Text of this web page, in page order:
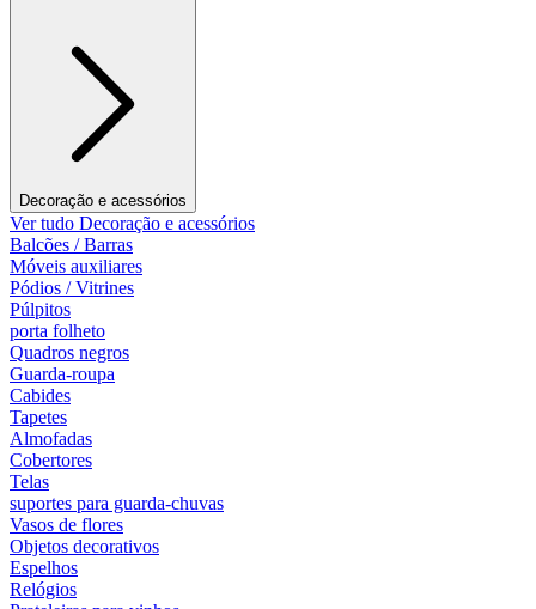
Decoração e acessórios
Ver tudo Decoração e acessórios
Balcões / Barras
Móveis auxiliares
Pódios / Vitrines
Púlpitos
porta folheto
Quadros negros
Guarda-roupa
Cabides
Tapetes
Almofadas
Cobertores
Telas
suportes para guarda-chuvas
Vasos de flores
Objetos decorativos
Espelhos
Relógios